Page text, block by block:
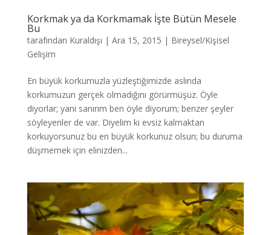
Korkmak ya da Korkmamak İşte Bütün Mesele
Bu
tarafından Kuraldışı | Ara 15, 2015 | Bireysel/Kişisel
Gelişim
En büyük korkumuzla yüzleştiğimizde aslında
korkumuzun gerçek olmadığını görürmüşüz. Öyle
diyorlar; yani sanırım ben öyle diyorum; benzer şeyler
söyleyenler de var. Diyelim ki evsiz kalmaktan
korkuyorsunuz bu en büyük korkunuz olsun; bu duruma
düşmemek için elinizden...